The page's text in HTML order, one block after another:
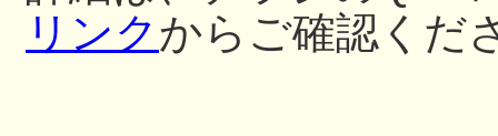
リンクからご確認くだ